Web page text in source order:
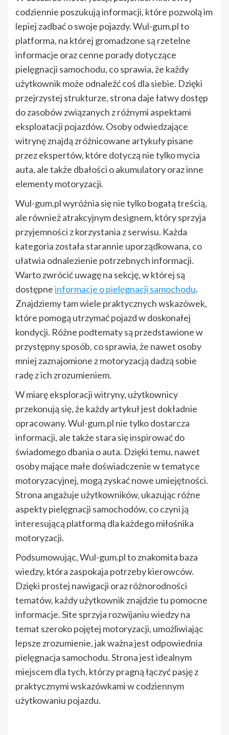
codziennie poszukują informacji, które pozwolą im
lepiej zadbać o swoje pojazdy. Wul-gum.pl to
platforma, na której gromadzone są rzetelne
informacje oraz cenne porady dotyczące
pielęgnacji samochodu, co sprawia, że każdy
użytkownik może odnaleźć coś dla siebie. Dzięki
przejrzystej strukturze, strona daje łatwy dostęp
do zasobów związanych z różnymi aspektami
eksploatacji pojazdów. Osoby odwiedzające
witrynę znajdą zróżnicowane artykuły pisane
przez ekspertów, które dotyczą nie tylko mycia
auta, ale także dbałości o akumulatory oraz inne
elementy motoryzacji.
Wul-gum.pl wyróżnia się nie tylko bogatą treścią,
ale również atrakcyjnym designem, który sprzyja
przyjemności z korzystania z serwisu. Każda
kategoria została starannie uporządkowana, co
ułatwia odnalezienie potrzebnych informacji.
Warto zwrócić uwagę na sekcję, w której są
dostępneinformacje o pielęgnacji samochodu.
Znajdziemy tam wiele praktycznych wskazówek,
które pomogą utrzymać pojazd w doskonałej
kondycji. Różne podtematy są przedstawione w
przystępny sposób, co sprawia, że nawet osoby
mniej zaznajomione z motoryzacją dadzą sobie
radę z ich zrozumieniem.
W miarę eksploracji witryny, użytkownicy
przekonują się, że każdy artykuł jest dokładnie
opracowany. Wul-gum.pl nie tylko dostarcza
informacji, ale także stara się inspirować do
świadomego dbania o auta. Dzięki temu, nawet
osoby mające małe doświadczenie w tematyce
motoryzacyjnej, mogą zyskać nowe umiejętności.
Strona angażuje użytkowników, ukazując różne
aspekty pielęgnacji samochodów, co czyni ją
interesującą platformą dla każdego miłośnika
motoryzacji.
Podsumowując, Wul-gum.pl to znakomita baza
wiedzy, która zaspokaja potrzeby kierowców.
Dzięki prostej nawigacji oraz różnorodności
tematów, każdy użytkownik znajdzie tu pomocne
informacje. Site sprzyja rozwijaniu wiedzy na
temat szeroko pojętej motoryzacji, umożliwiając
lepsze zrozumienie, jak ważna jest odpowiednia
pielęgnacja samochodu. Strona jest idealnym
miejscem dla tych, którzy pragną łączyć pasję z
praktycznymi wskazówkami w codziennym
użytkowaniu pojazdu.